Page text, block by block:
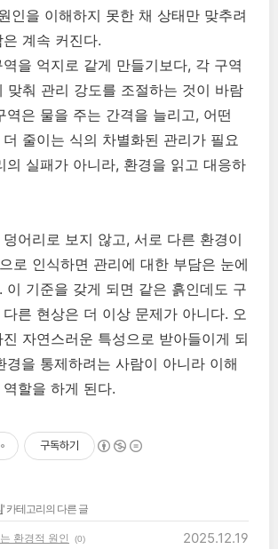
인을 이해하지 못한 채 상태만 맞추려
계속 커진다.
을 억지로 같게 만들기보다, 각 구역
맞춰 관리 강도를 조절하는 것이 바람
역은 물을 주는 간격을 늘리고, 어떤
줄이는 식의 차별화된 관리가 필요
의 실패가 아니라, 환경을 읽고 대응하
어리로 보지 않고, 서로 다른 환경이
로 인식하면 관리에 대한 부담은 눈에
이 기준을 갖게 되면 같은 흙인데도 구
른 현상은 더 이상 문제가 아니다. 오
자연스러운 특성으로 받아들이게 되
경을 통제하려는 사람이 아니라 이해
할을 하게 된다.
구독하기
' 카테고리의 다른 글
환경적 원인 (0) 2025.12.19